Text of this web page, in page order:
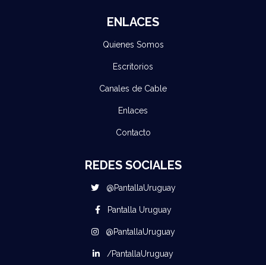
ENLACES
Quienes Somos
Escritorios
Canales de Cable
Enlaces
Contacto
REDES SOCIALES
@PantallaUruguay
Pantalla Uruguay
@PantallaUruguay
/PantallaUruguay